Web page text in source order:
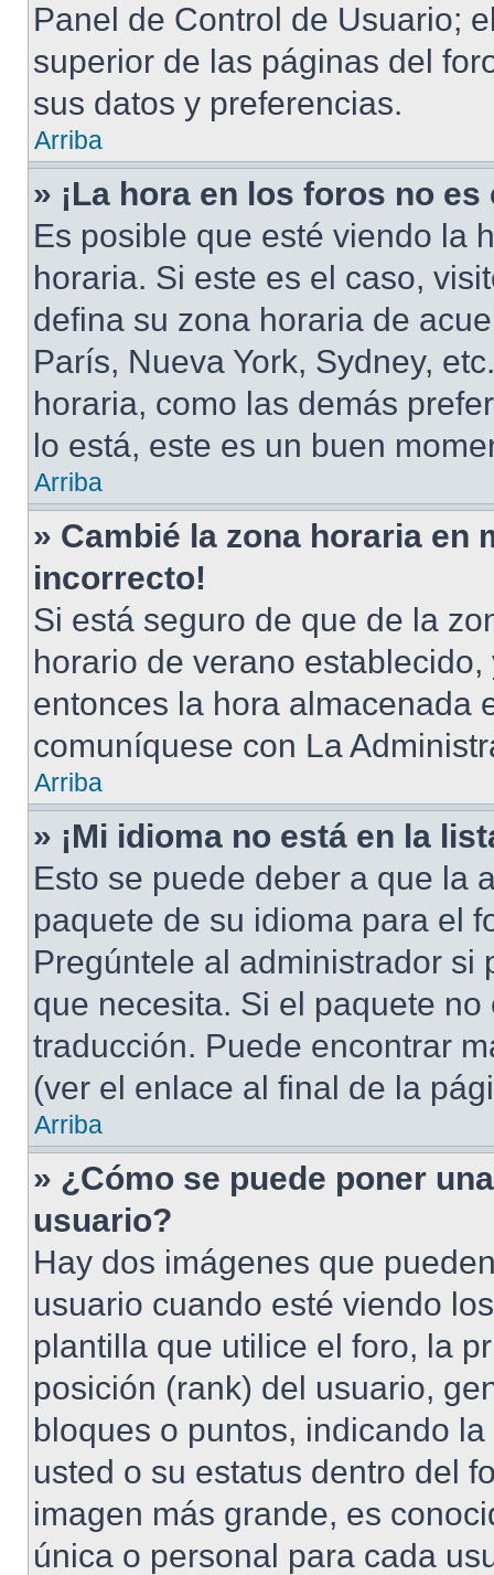
Panel de Control de Usuario;
superior de las páginas del
sus datos y preferencias.
Arriba
» ¡La hora en los foros no
Es posible que esté viendo la
horaria. Si este es el caso,
defina su zona horaria de
París, Nueva York, Sydney,
horaria, como las demás
lo está, este es un buen
Arriba
» Cambié la zona horaria en
incorrecto!
Si está seguro de que de la
horario de verano
entonces la hora almacenada
comuníquese con La
Arriba
» ¡Mi idioma no está en la
Esto se puede deber a que la
paquete de su idioma para el
Pregúntele al administrador si
que necesita. Si el paquete
traducción. Puede encontrar
(ver el enlace al final de la
Arriba
» ¿Cómo se puede poner
usuario?
Hay dos imágenes que
usuario cuando esté viendo
plantilla que utilice el foro, la
posición (rank) del usuario,
bloques o puntos, indicando
usted o su estatus dentro del
imagen más grande, es
única o personal para cada